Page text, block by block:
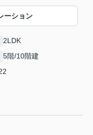
ーション
2LDK
5階/10階建